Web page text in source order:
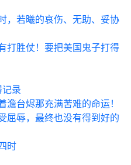
，若曦的哀伤、无助、妥协
打胜仗！要把美国鬼子打得
录
台烬那充满苦难的命运！
屈辱，最终也没有得到好的
时